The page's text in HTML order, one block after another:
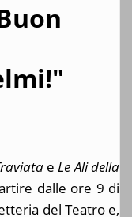
eLe Ali della
dalle ore 9 di
del Teatro e,